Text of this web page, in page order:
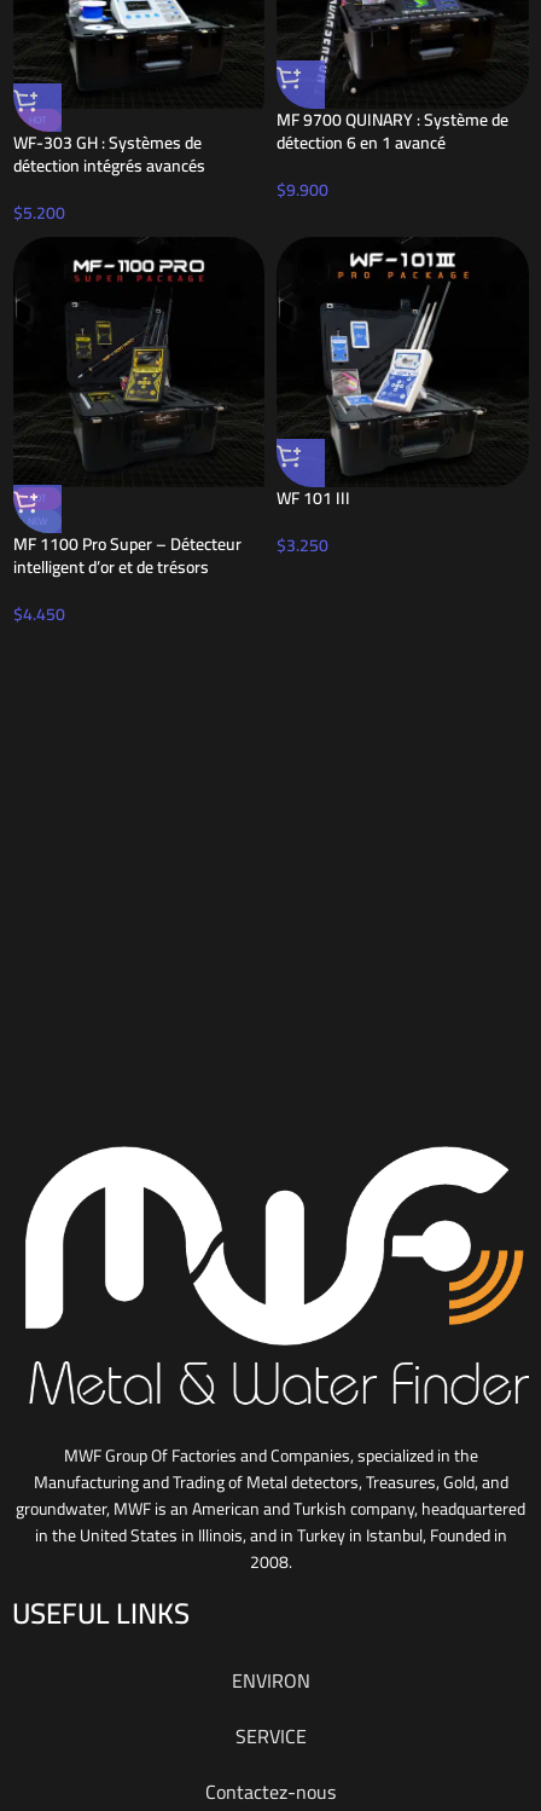
HOT
WF-303 GH : Systèmes de
détection intégrés avancés
$5.200
MF 9700 QUINARY : Système de
détection 6 en 1 avancé
$9.900
HOT
NEW
MF 1100 Pro Super – Détecteur
intelligent d’or et de trésors
$4.450
WF 101 III
$3.250
MWF Group Of Factories and Companies, specialized in the
Manufacturing and Trading of Metal detectors, Treasures, Gold, and
groundwater, MWF is an American and Turkish company, headquartered
in the United States in Illinois, and in Turkey in Istanbul, Founded in
2008.
USEFUL LINKS
ENVIRON
SERVICE
Contactez-nous